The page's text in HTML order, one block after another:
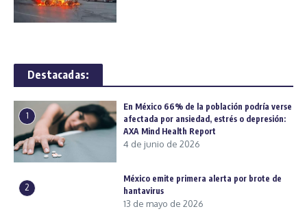
Destacadas:
1
En México 66% de la población podría verse
afectada por ansiedad, estrés o depresión:
AXA Mind Health Report
4 de junio de 2026
2
México emite primera alerta por brote de
hantavirus
13 de mayo de 2026